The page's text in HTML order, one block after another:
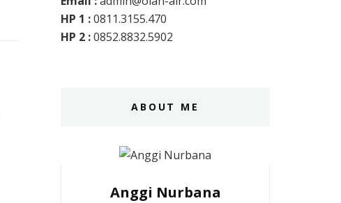
HP 1 :0811.3155.470
HP 2 :0852.8832.5902
ABOUT ME
Anggi Nurbana